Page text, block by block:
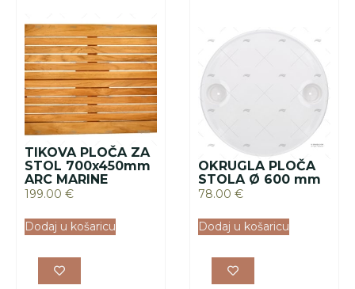
TIKOVA PLOČA ZA
STOL 700x450mm
ARC MARINE
199.00 €
Dodaj u košaricu
OKRUGLA PLOČA
STOLA Ø 600 mm
78.00 €
Dodaj u košaricu